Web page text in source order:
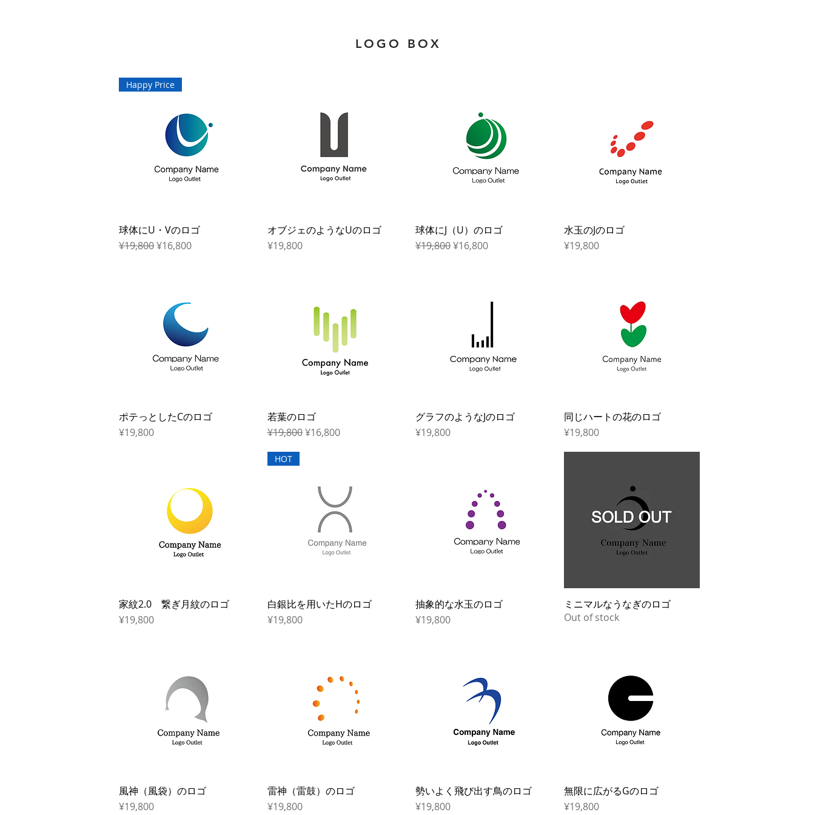
LOGO BOX
Quick View
Happy Price
球体にU・Vのロゴ
Regular Price
¥19,800Sale Price
¥16,800
Quick View
オブジェのようなUのロゴ
Price
¥19,800
Quick View
球体にJ（U）のロゴ
Regular Price
¥19,800Sale Price
¥16,800
Quick View
水玉のJのロゴ
Price
¥19,800
Quick View
ポテっとしたCのロゴ
Price
¥19,800
Quick View
若葉のロゴ
Regular Price
¥19,800 Sale Price
¥16,800
Quick View
グラフのようなJのロゴ
Price
¥19,800
Quick View
同じハートの花のロゴ
Price
¥19,800
Quick View
家紋2.0 繋ぎ月紋のロゴ
Price
¥19,800
Quick View
HOT
白銀比を用いたHのロゴ
Price
¥19,800
Quick View
抽象的な水玉のロゴ
Price
¥19,800
Quick View
ミニマルなうなぎのロゴ
Out of stock
Quick View
風神（風袋）のロゴ
Price
¥19,800
Quick View
雷神（雷鼓）のロゴ
Price
¥19,800
Quick View
勢いよく飛び出す鳥のロゴ
Price
¥19,800
Quick View
無限に広がるGのロゴ
Price
¥19,800